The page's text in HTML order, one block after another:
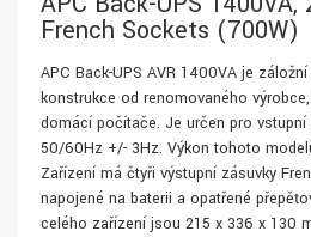
French Sockets (700W)
APC Back-UPS AVR 1400VA je
konstrukce od renomovaného
domácí počítače. Je určen pro
50/60Hz +/- 3Hz. Výkon tohoto
Zařízení má čtyři výstupní zásuvky
napojené na baterii a opatřené
celého zařízení jsou 215 x 336 x 130